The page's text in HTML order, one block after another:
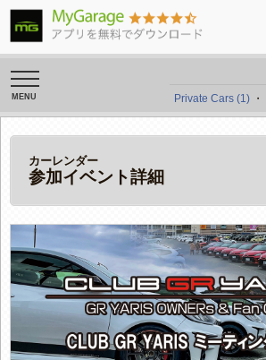
toggle
navigation
Private Cars (1) ・
カーレンダー
参加イベント詳細